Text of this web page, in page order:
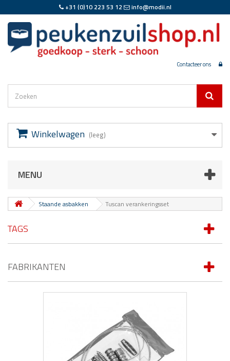
+31 (0)10 223 53 12 info@modii.nl
Contacteer ons
Winkelwagen (leeg)
MENU
Staande asbakken Tuscan verankeringsset
TAGS
FABRIKANTEN